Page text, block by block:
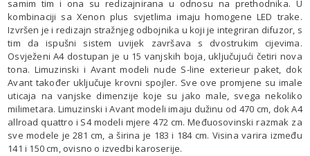
samim tim i ona su redizajnirana u odnosu na prethodnika. U
kombinaciji sa Xenon plus svjetlima imaju homogene LED trake.
Izvršen je i redizajn stražnjeg odbojnika u koji je integriran difuzor, s
tim da ispušni sistem uvijek završava s dvostrukim cijevima.
Osvježeni A4 dostupan je u 15 vanjskih boja, uključujući četiri nova
tona. Limuzinski i Avant modeli nude S-line exterieur paket, dok
Avant također uključuje krovni spojler. Sve ove promjene su imale
uticaja na vanjske dimenzije koje su jako male, svega nekoliko
milimetara. Limuzinski i Avant modeli imaju dužinu od 470 cm, dok A4
allroad quattro i S4 modeli mjere 472 cm. Međuosovinski razmak za
sve modele je 281 cm, a širina je 183 i 184 cm. Visina varira između
141 i 150 cm, ovisno o izvedbi karoserije.